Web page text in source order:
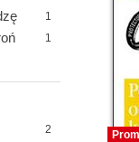
1
1
2